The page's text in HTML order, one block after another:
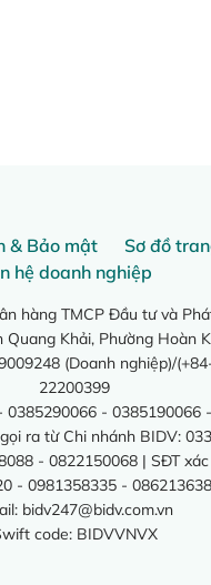
& Bảo mật Sơ đồ
hệ doanh nghiệp
hàng TMCP Đầu tư và
Quang Khải, Phường Hoàn
(Doanh nghiệp)/
22200399
0385290066 -
ra từ Chi nhánh BIDV:
- 0822150068 | SĐT
- 0981358335 -
bidv247@bidv.com.vn
code: BIDVVNVX